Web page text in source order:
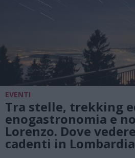
EVENTI
Tra stelle, trekking
enogastronomia e
Lorenzo. Dove
cadenti in Lombardia